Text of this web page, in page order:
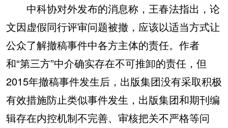
中科协对外发布的消息称，王春法指出，论
文因虚假同行评审问题被撤，应该以适当方式让
公众了解撤稿事件中各方主体的责任。作者
和“第三方”中介确实存在不可推卸的责任，但
2015年撤稿事件发生后，出版集团没有采取积极
有效措施防止类似事件发生，出版集团和期刊编
辑存在内控机制不完善、审核把关不严格等问